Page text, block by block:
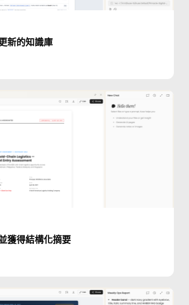
新的知識庫
獲得結構化摘要